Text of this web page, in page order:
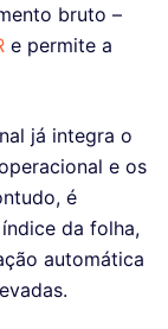
bruto –
e permite a
já integra o
e os
é
da folha,
automática